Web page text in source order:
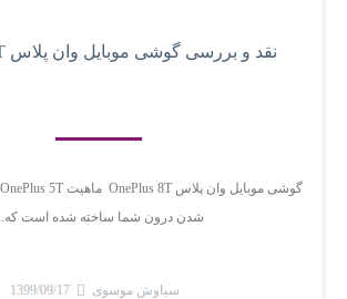
نقد و بررسی گوشی موبایل وان پلاس OnePlus 8T
شدن درون شما ساخته شده است که...
سیاوش موسوی 1399/09/17